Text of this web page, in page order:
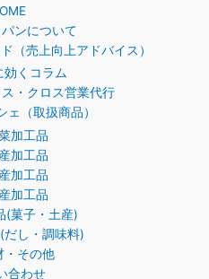
ンについて
（売上向上アドバイス）
効くコラム
・クロス営業代行
ェ（取扱商品）
加工品
加工品
加工品
加工品
(菓子・土産)
だし・調味料)
・その他
合わせ